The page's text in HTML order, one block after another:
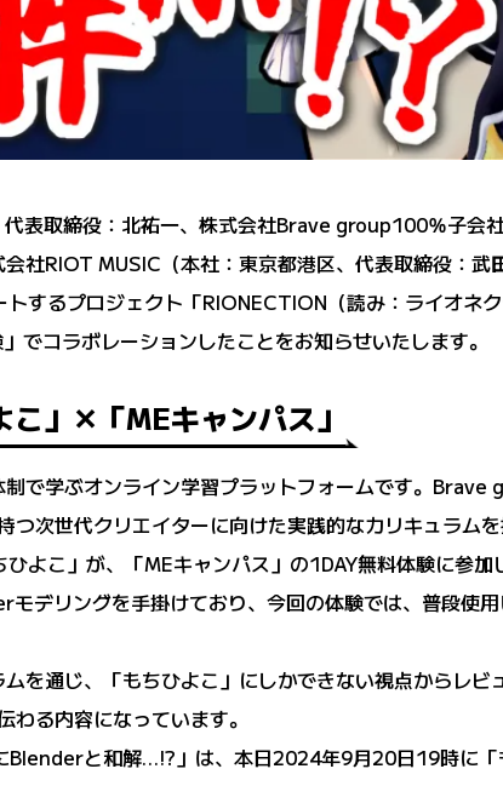
表取締役：北祐一、株式会社Brave group100％子会
社RIOT MUSIC（本社：東京都港区、代表取締役：
するプロジェクト「RIONECTION（読み：ライオネ
でコラボレーションしたことをお知らせいたします。
」✕「MEキャンパス」
制で学ぶオンライン学習プラットフォームです。
次世代クリエイターに向けた実践的なカリキュラムを
よこ」が、「MEキャンパス」の1DAY無料体験に参
デリングを手掛けており、今回の体験では、普段使
ムを通じ、「もちひよこ」にしかできない視点からレ
る内容になっています。
Blenderと和解…!?」は、本日2024年9月20日19時に